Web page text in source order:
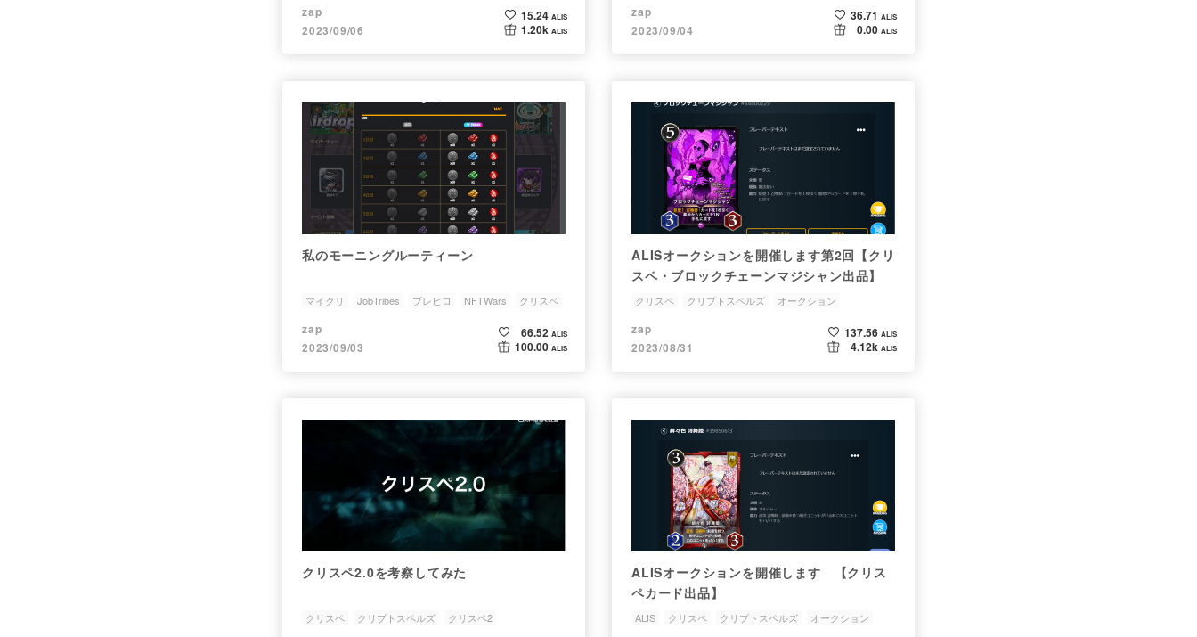
zap
2023/09/06
15.24 ALIS
1.20k ALIS
zap
2023/09/04
36.71 ALIS
0.00 ALIS
私のモーニングルーティーン
マイクリ JobTribes ブレヒロ NFTWars クリスペ
zap
2023/09/03
66.52 ALIS
100.00 ALIS
ALISオークションを開催します第2回【クリ
スペ・ブロックチェーンマジシャン出品】
クリスペ クリプトスペルズ オークション
zap
2023/08/31
137.56 ALIS
4.12k ALIS
クリスペ2.0を考察してみた
クリスペ クリプトスペルズ クリスペ2
ALISオークションを開催します 【クリス
ペカード出品】
ALIS クリスペ クリプトスペルズ オークション